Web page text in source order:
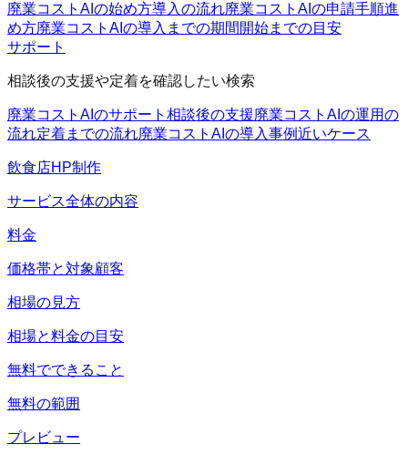
廃業コストAIの始め方導入の流れ廃業コストAIの申請手順進
め方廃業コストAIの導入までの期間 開始までの目安
サポート
相談後の支援や定着を確認したい検索
廃業コストAIのサポート 相談後の支援廃業コストAIの運用の
流れ定着までの流れ廃業コストAIの導入事例近いケース
飲食店HP制作
サービス全体の内容
料金
価格帯と対象顧客
相場の見方
相場と料金の目安
無料でできること
無料の範囲
プレビュー